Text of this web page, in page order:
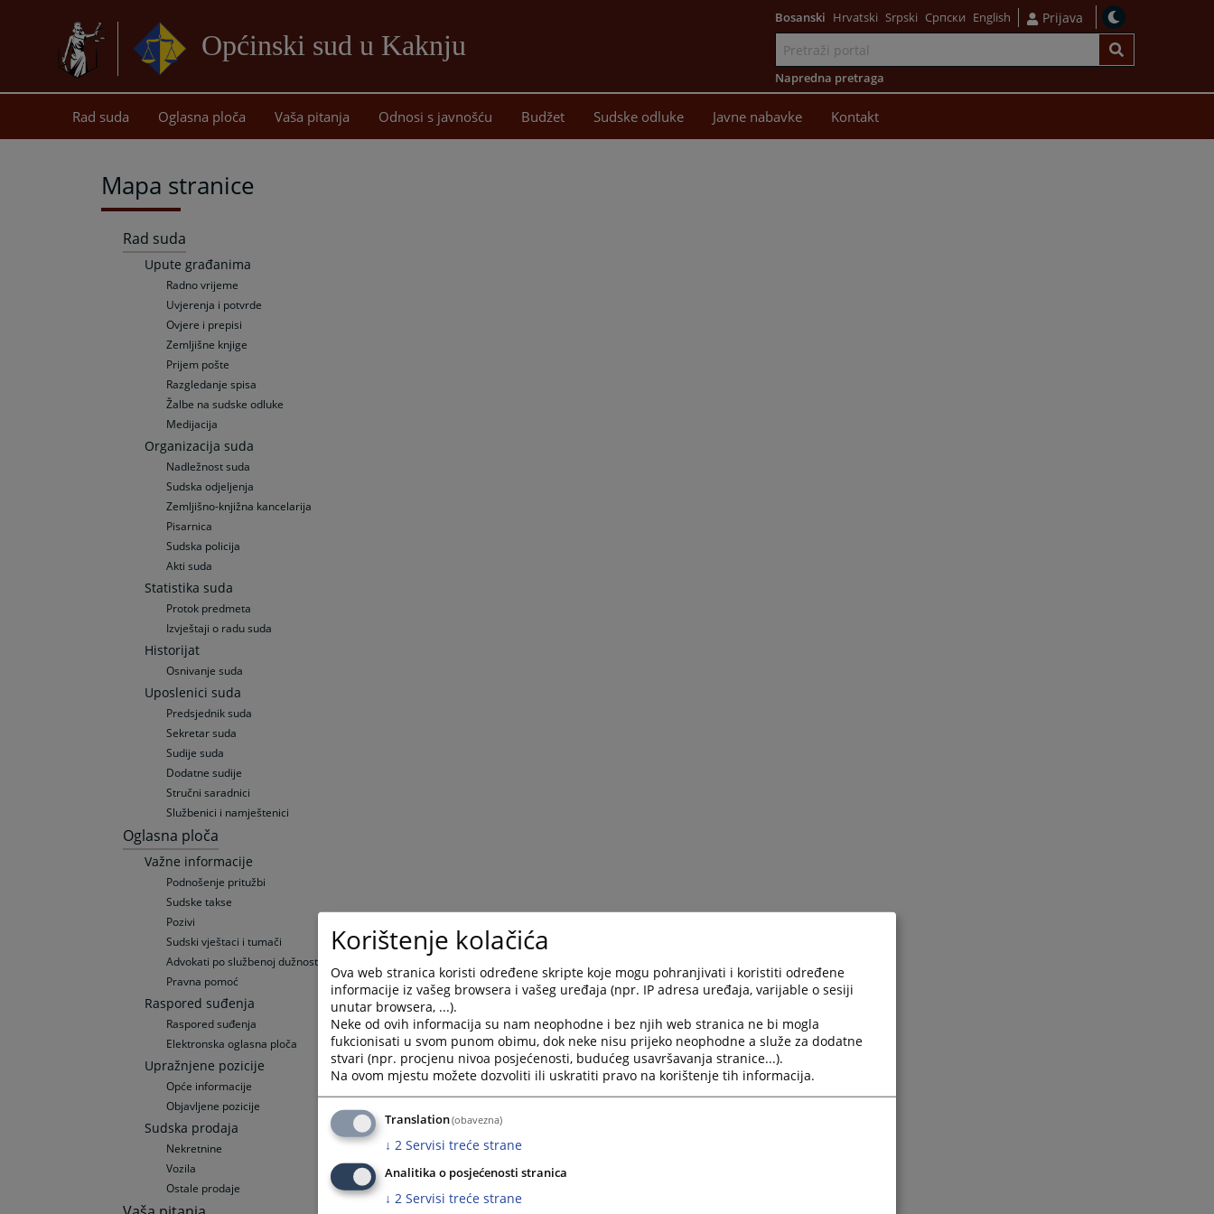
Općinski sud u Kaknju
sadržaj
Bosanski Hrvatski Srpski Српски English Prijava
Napredna pretraga
Rad suda Oglasna ploča Vaša pitanja Odnosi s javnošću Budžet Sudske odluke Javne nabavke Kontakt
Mapa stranice
Rad suda
Upute građanima
Radno vrijeme
Uvjerenja i potvrde
Ovjere i prepisi
Zemljišne knjige
Prijem pošte
Razgledanje spisa
Žalbe na sudske odluke
Medijacija
Organizacija suda
Nadležnost suda
Sudska odjeljenja
Zemljišno-knjižna kancelarija
Pisarnica
Sudska policija
Akti suda
Statistika suda
Protok predmeta
Izvještaji o radu suda
Historijat
Osnivanje suda
Uposlenici suda
Predsjednik suda
Sekretar suda
Sudije suda
Dodatne sudije
Stručni saradnici
Službenici i namještenici
Oglasna ploča
Važne informacije
Podnošenje pritužbi
Sudske takse
Pozivi
Sudski vještaci i tumači
Advokati po službenoj dužnosti
Pravna pomoć
Raspored suđenja
Raspored suđenja
Elektronska oglasna ploča
Upražnjene pozicije
Opće informacije
Objavljene pozicije
Sudska prodaja
Nekretnine
Vozila
Ostale prodaje
Korištenje kolačića
Ova web stranica koristi određene skripte koje mogu pohranjivati i koristiti određene
informacije iz vašeg browsera i vašeg uređaja (npr. IP adresa uređaja, varijable o sesiji
unutar browsera, ...).
Neke od ovih informacija su nam neophodne i bez njih web stranica ne bi mogla
fukcionisati u svom punom obimu, dok neke nisu prijeko neophodne a služe za dodatne
stvari (npr. procjenu nivoa posjećenosti, budućeg usavršavanja stranice...).
Na ovom mjestu možete dozvoliti ili uskratiti pravo na korištenje tih informacija.
Translation(obavezna)
↓ 2 Servisi treće strane
Analitika o posjećenosti stranica
↓ 2 Servisi treće strane